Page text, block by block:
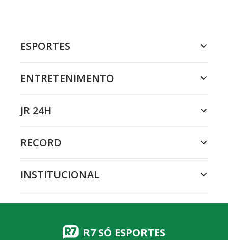
ESPORTES
ENTRETENIMENTO
JR 24H
RECORD
INSTITUCIONAL
R7 SÓ ESPORTES